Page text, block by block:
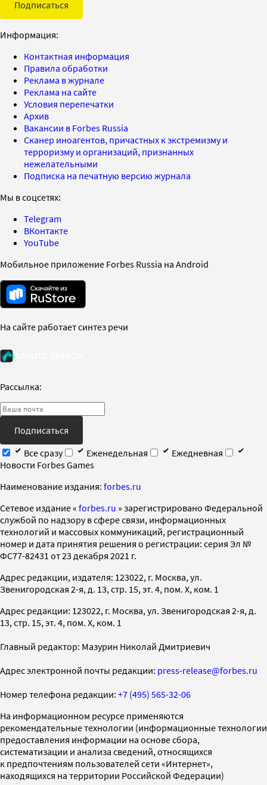
Подписаться
Информация:
Контактная информация
Правила обработки
Реклама в журнале
Реклама на сайте
Условия перепечатки
Архив
Вакансии в Forbes Russia
Сканер иноагентов, причастных к экстремизму и
терроризму и организаций, признанных
нежелательными
Подписка на печатную версию журнала
Мы в соцсетях:
Telegram
ВКонтакте
YouTube
Мобильное приложение Forbes Russia на Android
На сайте работает синтез речи
Рассылка:
Подписаться
Все сразу
Еженедельная
Ежедневная
Новости Forbes Games
Наименование издания: forbes.ru
Cетевое издание « forbes.ru » зарегистрировано Федеральной
службой по надзору в сфере связи, информационных
технологий и массовых коммуникаций, регистрационный
номер и дата принятия решения о регистрации: серия Эл №
ФС77-82431 от 23 декабря 2021 г.
Адрес редакции, издателя: 123022, г. Москва, ул.
Звенигородская 2-я, д. 13, стр. 15, эт. 4, пом. X, ком. 1
Адрес редакции: 123022, г. Москва, ул. Звенигородская 2-я, д.
13, стр. 15, эт. 4, пом. X, ком. 1
Главный редактор: Мазурин Николай Дмитриевич
Адрес электронной почты редакции: press-release@forbes.ru
Номер телефона редакции: +7 (495) 565-32-06
На информационном ресурсе применяются
рекомендательные технологии (информационные технологии
предоставления информации на основе сбора,
систематизации и анализа сведений, относящихся
к предпочтениям пользователей сети «Интернет»,
находящихся на территории Российской Федерации)